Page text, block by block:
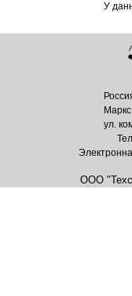
У
ул.
ООО